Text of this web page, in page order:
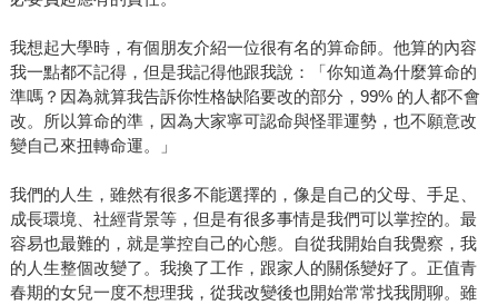
我想起大學時，有個朋友介紹一位很有名的算命師。他算的內容
我一點都不記得，但是我記得他跟我說：「你知道為什麼算命的
準嗎？因為就算我告訴你性格缺陷要改的部分，99% 的人都不會
改。所以算命的準，因為大家寧可認命與怪罪運勢，也不願意改
變自己來扭轉命運。」
我們的人生，雖然有很多不能選擇的，像是自己的父母、手足、
成長環境、社經背景等，但是有很多事情是我們可以掌控的。最
容易也最難的，就是掌控自己的心態。自從我開始自我覺察，我
的人生整個改變了。我換了工作，跟家人的關係變好了。正值青
春期的女兒一度不想理我，從我改變後也開始常常找我閒聊。雖